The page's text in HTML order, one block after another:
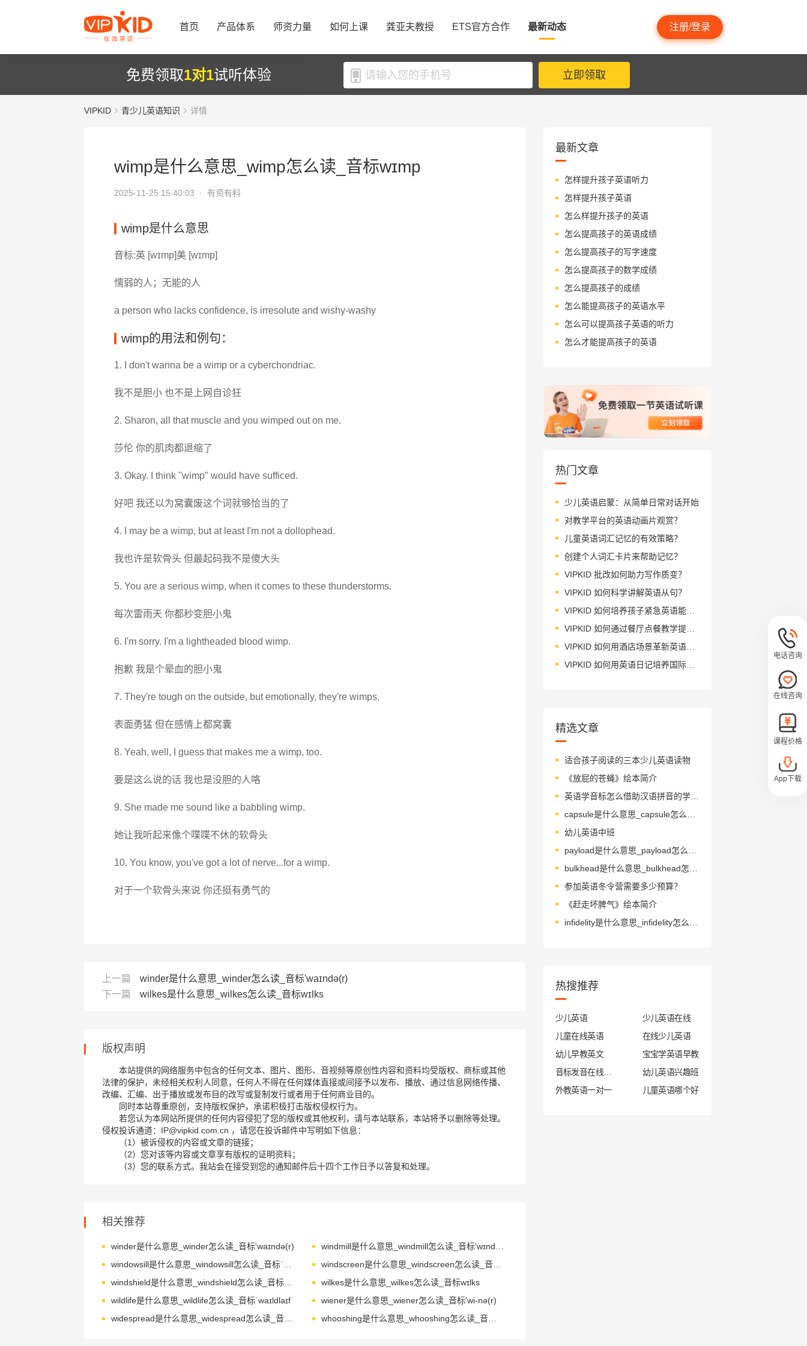
首页 产品体系 师资力量 如何上课 龚亚夫教授 ETS官方合作 最新动态 注册/登录
免费领取1对1试听体验 立即领取
VIPKID 青少儿英语知识 详情
wimp是什么意思_wimp怎么读_音标wɪmp
2025-11-25 15:40:03 · 有资有料
wimp是什么意思
音标:英 [wɪmp]美 [wɪmp]
懦弱的人；无能的人
a person who lacks confidence, is irresolute and wishy-washy
wimp的用法和例句：
1. I don't wanna be a wimp or a cyberchondriac.
我不是胆小 也不是上网自诊狂
2. Sharon, all that muscle and you wimped out on me.
莎伦 你的肌肉都退缩了
3. Okay. I think "wimp" would have sufficed.
好吧 我还以为窝囊废这个词就够恰当的了
4. I may be a wimp, but at least I'm not a dollophead.
我也许是软骨头 但最起码我不是傻大头
5. You are a serious wimp, when it comes to these thunderstorms.
每次雷雨天 你都秒变胆小鬼
6. I'm sorry. I'm a lightheaded blood wimp.
抱歉 我是个晕血的胆小鬼
7. They're tough on the outside, but emotionally, they're wimps.
表面勇猛 但在感情上都窝囊
8. Yeah, well, I guess that makes me a wimp, too.
要是这么说的话 我也是没胆的人咯
9. She made me sound like a babbling wimp.
她让我听起来像个喋喋不休的软骨头
10. You know, you've got a lot of nerve...for a wimp.
对于一个软骨头来说 你还挺有勇气的
上一篇
winder是什么意思_winder怎么读_音标'waɪndə(r)
下一篇
wilkes是什么意思_wilkes怎么读_音标wɪlks
版权声明
本站提供的网络服务中包含的任何文本、图片、图形、音视频等原创性内容和资料均受版权、商标或其他
法律的保护，未经相关权利人同意，任何人不得在任何媒体直接或间接予以发布、播放、通过信息网络传播、
改编、汇编、出于播放或发布目的改写或复制发行或者用于任何商业目的。
同时本站尊重原创，支持版权保护，承诺积极打击版权侵权行为。
若您认为本网站所提供的任何内容侵犯了您的版权或其他权利，请与本站联系，本站将予以删除等处理。
侵权投诉通道：IP@vipkid.com.cn ，请您在投诉邮件中写明如下信息：
（1）被诉侵权的内容或文章的链接；
（2）您对该等内容或文章享有版权的证明资料；
（3）您的联系方式。我站会在接受到您的通知邮件后十四个工作日予以答复和处理。
相关推荐
winder是什么意思_winder怎么读_音标'waɪndə(r)
windscreen是什么意思_windscreen怎么读_音标ˈwɪndskri-n
windshield是什么意思_windshield怎么读_音标ˈwɪndʃi-ld
wilkes是什么意思_wilkes怎么读_音标wɪlks
wildlife是什么意思_wildlife怎么读_音标ˈwaɪldlaɪf
wiener是什么意思_wiener怎么读_音标'wi-nə(r)
widespread是什么意思_widespread怎么读_音标ˈwaɪdspred
whooshing是什么意思_whooshing怎么读_音标(h)wuʃɪŋ
最新文章
怎样提升孩子英语听力
怎样提升孩子英语
怎么样提升孩子的英语
怎么提高孩子的英语成绩
怎么提高孩子的写字速度
怎么提高孩子的数学成绩
怎么提高孩子的成绩
怎么能提高孩子的英语水平
怎么可以提高孩子英语的听力
怎么才能提高孩子的英语
热门文章
少儿英语启蒙：从简单日常对话开始
对教学平台的英语动画片观赏？
儿童英语词汇记忆的有效策略？
创建个人词汇卡片来帮助记忆？
VIPKID 批改如何助力写作质变？
VIPKID 如何科学讲解英语从句？
VIPKID 如何培养孩子紧急英语能力？
VIPKID 如何通过餐厅点餐教学提升少儿英语应用能力？
VIPKID 如何用酒店场景革新英语教学？
VIPKID 如何用英语日记培养国际化人才？
精选文章
适合孩子阅读的三本少儿英语读物
《放屁的苍蝇》绘本简介
英语学音标怎么借助汉语拼音的学习方法？
幼儿英语中班
参加英语冬令营需要多少预算？
《赶走坏脾气》绘本简介
热搜推荐
少儿英语
少儿英语在线
儿童在线英语
在线少儿英语
幼儿早教英文
宝宝学英语早教
幼儿英语兴趣班
外教英语一对一
儿童英语哪个好
电话咨询
在线咨询
课程价格
App下载